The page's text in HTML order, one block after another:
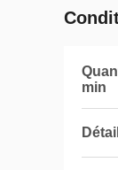
min